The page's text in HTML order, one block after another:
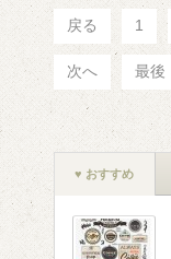
戻る 1
次へ 最後
♥ おすすめ